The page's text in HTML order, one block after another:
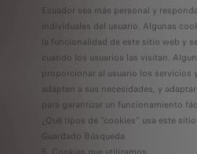
Ecuador sea más personal y
individuales del usuario. Algunas
la funcionalidad de este sitio web y
cuando los usuarios las visitan.
proporcionar al usuario los servicios
adapten a sus necesidades, y
para garantizar un funcionamiento
¿Qué tipos de "cookies" usa este
Guardado Búsqueda